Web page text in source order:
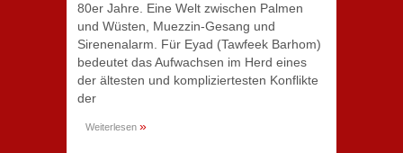
80er Jahre. Eine Welt zwischen Palmen
und Wüsten, Muezzin-Gesang und
Sirenenalarm. Für Eyad (Tawfeek Barhom)
bedeutet das Aufwachsen im Herd eines
der ältesten und kompliziertesten Konflikte
der
Weiterlesen »